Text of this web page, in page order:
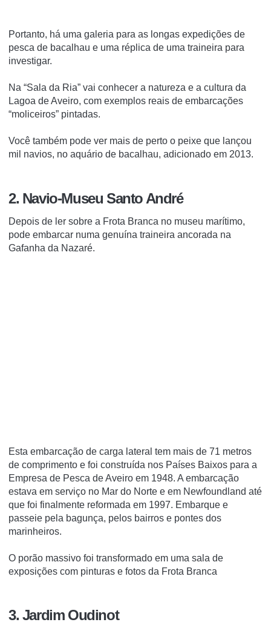
Portanto, há uma galeria para as longas expedições de
pesca de bacalhau e uma réplica de uma traineira para
investigar.
Na “Sala da Ria” vai conhecer a natureza e a cultura da
Lagoa de Aveiro, com exemplos reais de embarcações
“moliceiros” pintadas.
Você também pode ver mais de perto o peixe que lançou
mil navios, no aquário de bacalhau, adicionado em 2013.
2. Navio-Museu Santo André
Depois de ler sobre a Frota Branca no museu marítimo,
pode embarcar numa genuína traineira ancorada na
Gafanha da Nazaré.
Esta embarcação de carga lateral tem mais de 71 metros
de comprimento e foi construída nos Países Baixos para a
Empresa de Pesca de Aveiro em 1948. A embarcação
estava em serviço no Mar do Norte e em Newfoundland até
que foi finalmente reformada em 1997. Embarque e
passeie pela bagunça, pelos bairros e pontes dos
marinheiros.
O porão massivo foi transformado em uma sala de
exposições com pinturas e fotos da Frota Branca
3. Jardim Oudinot